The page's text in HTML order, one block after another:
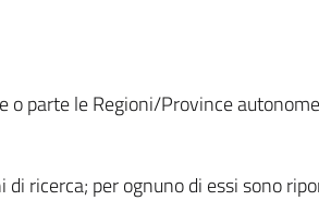
o parte le Regioni/Province
ricerca; per ognuno di essi sono